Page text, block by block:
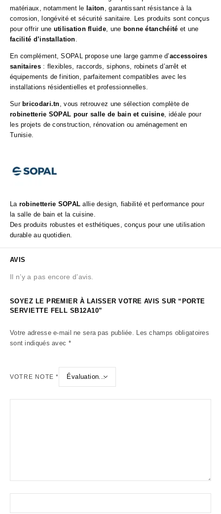
matériaux, notamment le laiton, garantissant résistance à la
corrosion, longévité et sécurité sanitaire. Les produits sont conçus
pour offrir une utilisation fluide, une bonne étanchéité et une
facilité d’installation.
En complément, SOPAL propose une large gamme d’accessoires
sanitaires: flexibles, raccords, siphons, robinets d’arrêt et
équipements de finition, parfaitement compatibles avec les
installations résidentielles et professionnelles.
Sur bricodari.tn, vous retrouvez une sélection complète de
robinetterie SOPAL pour salle de bain et cuisine, idéale pour
les projets de construction, rénovation ou aménagement en
Tunisie.
La robinetterie SOPAL allie design, fiabilité et performance pour
la salle de bain et la cuisine.
Des produits robustes et esthétiques, conçus pour une utilisation
durable au quotidien.
AVIS
Il n’y a pas encore d’avis.
SOYEZ LE PREMIER À LAISSER VOTRE AVIS SUR “PORTE
SERVIETTE FELL SB12A10”
Votre adresse e-mail ne sera pas publiée. Les champs obligatoires
sont indiqués avec *
VOTRE NOTE*